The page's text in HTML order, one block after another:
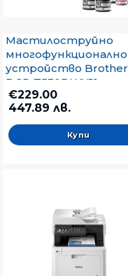
Мастилоструйно
многофункционално
устройство Brother
DCP-T530DWYJ1
Inkbenefit Plus
Multifunctional
€229.00
447.89 лв.